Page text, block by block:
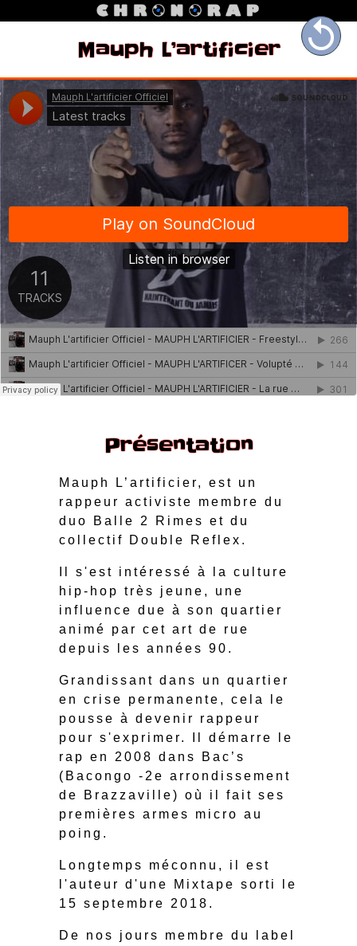

Mauph L’artificier
Présentation
Mauph L’artificier, est un
rappeur activiste membre du
duo Balle 2 Rimes et du
collectif Double Reflex.
Il s'est intéressé à la culture
hip-hop très jeune, une
influence due à son quartier
animé par cet art de rue
depuis les années 90.
Grandissant dans un quartier
en crise permanente, cela le
pousse à devenir rappeur
pour s'exprimer. Il démarre le
rap en 2008 dans Bac’s
(Bacongo -2e arrondissement
de Brazzaville) où il fait ses
premières armes micro au
poing.
Longtemps méconnu, il est
l'auteur d'une Mixtape sorti le
15 septembre 2018.
De nos jours membre du label